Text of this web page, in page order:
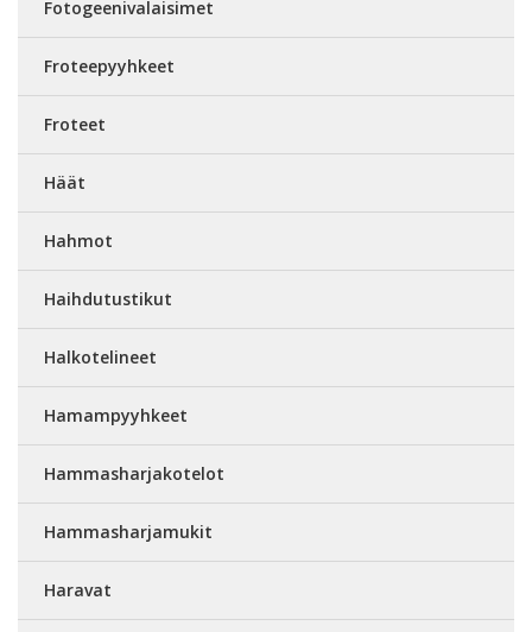
Fotogeenivalaisimet
Froteepyyhkeet
Froteet
Häät
Hahmot
Haihdutustikut
Halkotelineet
Hamampyyhkeet
Hammasharjakotelot
Hammasharjamukit
Haravat